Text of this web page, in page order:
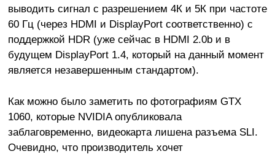
выводить сигнал с разрешением 4К и 5К при частоте
60 Гц (через HDMI и DisplayPort соответственно) с
поддержкой HDR (уже сейчас в HDMI 2.0b и в
будущем DisplayPort 1.4, который на данный момент
является незавершенным стандартом).
Как можно было заметить по фотографиям GTX
1060, которые NVIDIA опубликовала
заблаговременно, видеокарта лишена разъема SLI.
Очевидно, что производитель хочет